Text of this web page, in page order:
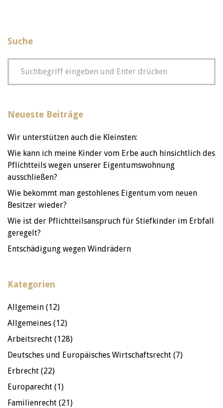
Suche
Neueste Beiträge
Wir unterstützen auch die Kleinsten:
Wie kann ich meine Kinder vom Erbe auch hinsichtlich des
Pflichtteils wegen unserer Eigentumswohnung
ausschließen?
Wie bekommt man gestohlenes Eigentum vom neuen
Besitzer wieder?
Wie ist der Pflichtteilsanspruch für Stiefkinder im Erbfall
geregelt?
Entschädigung wegen Windrädern
Kategorien
Allgemein (12)
Allgemeines (12)
Arbeitsrecht (128)
Deutsches und Europäisches Wirtschaftsrecht (7)
Erbrecht (22)
Europarecht (1)
Familienrecht (21)